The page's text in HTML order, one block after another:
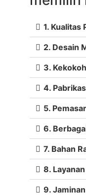
1. Kualitas
2. Desain
3.
4.
5.
6.
7. Bahan
8.
9.